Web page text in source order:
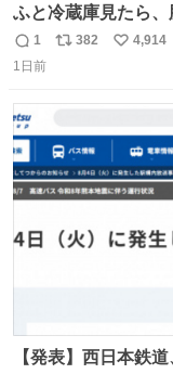
ふと冷蔵庫見たら
りまんじゅうパイセ
返
信
1
リ
数
382
い
4,914
1日前
【発表】西日本鉄